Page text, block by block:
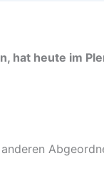
hat heute im